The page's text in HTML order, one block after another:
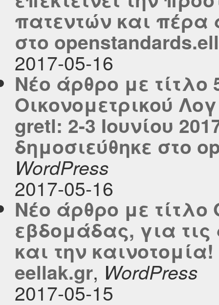
πατεντών και πέρα
στο
2017-05-16
Νέο άρθρο με τίτλο
Οικονομετρικού
gretl: 2-3 Ιουνίου
δημοσιεύθηκε στο
WordPress
2017-05-16
Νέο άρθρο με τίτλο
εβδομάδας, για τις
και την
eellak.gr, WordPress
2017-05-15